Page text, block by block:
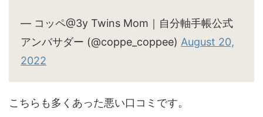
— コッペ@3y Twins Mom｜自分軸手帳公式
アンバサダー (@coppe_coppee) August 20,
2022
こちらも多くあった悪い口コミです。